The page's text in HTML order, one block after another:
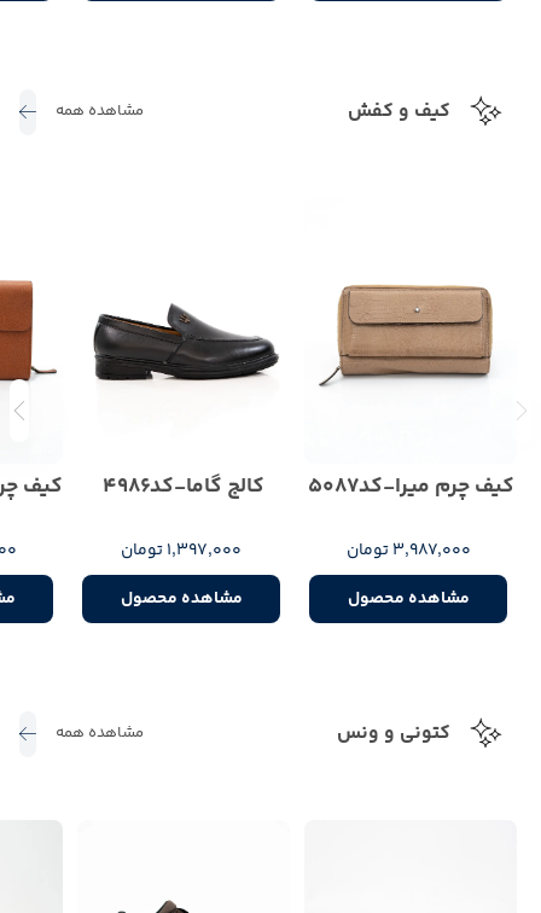
کیف و کفش مشاهده همه
کیف چرم میرا-کد5087
3,987,000 تومان
مشاهده محصول
کالج گاما-کد4986
1,397,000 تومان
مشاهده محصول
کیف
کتونی و ونس مشاهده همه